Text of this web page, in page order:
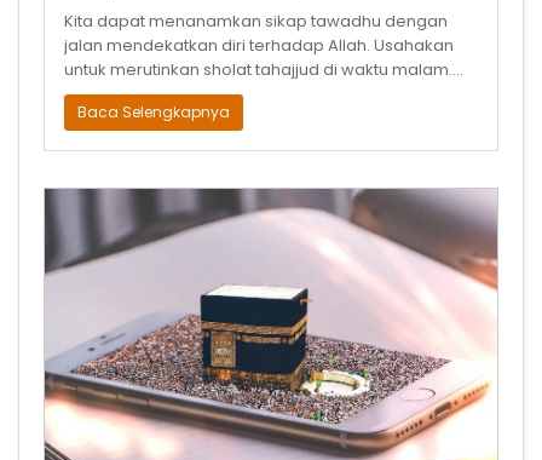
Kita dapat menanamkan sikap tawadhu dengan
jalan mendekatkan diri terhadap Allah. Usahakan
untuk merutinkan sholat tahajjud di waktu malam.
Kemudian beristighfar ketika sahur,
Baca Selengkapnya